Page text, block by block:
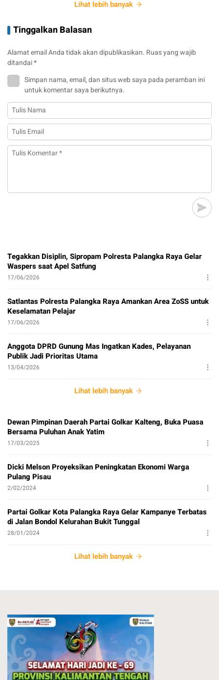
Lihat lebih banyak
Tinggalkan Balasan
Alamat email Anda tidak akan dipublikasikan. Ruas yang wajib
ditandai*
Simpan nama, email, dan situs web saya pada peramban ini
untuk komentar saya berikutnya.
Tegakkan Disiplin, Sipropam Polresta Palangka Raya Gelar
Waspers saat Apel Satfung
17/06/2026
Satlantas Polresta Palangka Raya Amankan Area ZoSS untuk
Keselamatan Pelajar
17/06/2026
Anggota DPRD Gunung Mas Ingatkan Kades, Pelayanan
Publik Jadi Prioritas Utama
13/04/2026
Lihat lebih banyak
Dewan Pimpinan Daerah Partai Golkar Kalteng, Buka Puasa
Bersama Puluhan Anak Yatim
17/03/2025
Dicki Melson Proyeksikan Peningkatan Ekonomi Warga
Pulang Pisau
2/02/2024
Partai Golkar Kota Palangka Raya Gelar Kampanye Terbatas
di Jalan Bondol Kelurahan Bukit Tunggal
28/01/2024
Lihat lebih banyak